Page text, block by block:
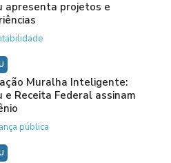
apresenta projetos e
Muralha Inteligente:
e Receita Federal assinam
pública